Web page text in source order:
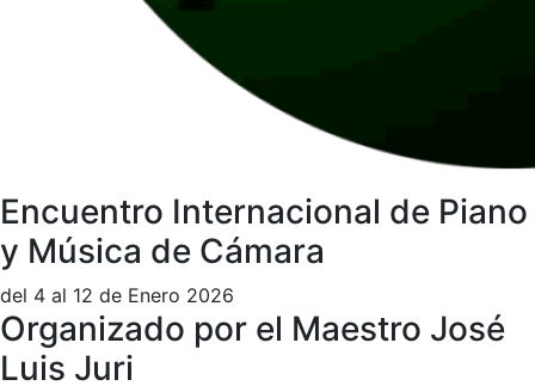
Encuentro Internacional de Piano
y Música de Cámara
del 4 al 12 de Enero 2026
Organizado por el Maestro José
Luis Juri